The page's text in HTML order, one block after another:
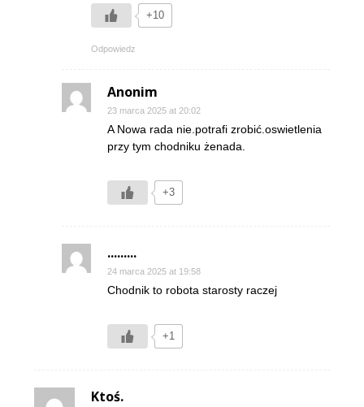
+10
Odpowiedz
Anonim
23 marca 2025 at 20:02
A Nowa rada nie.potrafi zrobić.oswietlenia
przy tym chodniku żenada.
+3
.........
24 marca 2025 at 19:58
Chodnik to robota starosty raczej
+1
Ktoś.